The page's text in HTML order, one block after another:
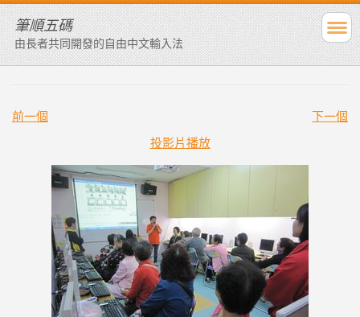
筆順五碼
由長者共同開發的自由中文輸入法
前一個
下一個
投影片播放